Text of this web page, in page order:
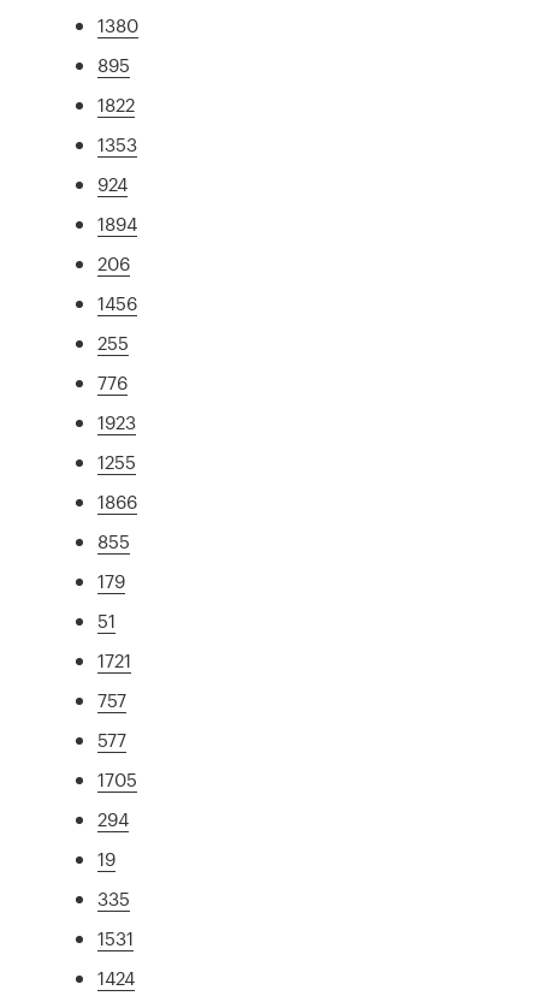
1380
895
1822
1353
924
1894
206
1456
255
776
1923
1255
1866
855
179
51
1721
757
577
1705
294
19
335
1531
1424